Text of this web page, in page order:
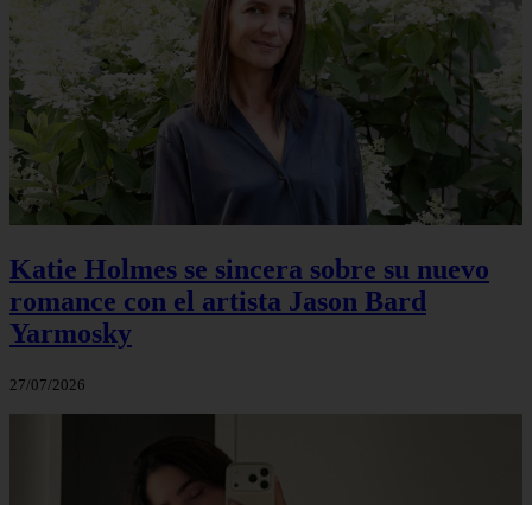
Katie Holmes se sincera sobre su nuevo
romance con el artista Jason Bard
Yarmosky
27/07/2026